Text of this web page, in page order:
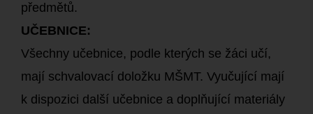
předmětů.
UČEBNICE:
Všechny učebnice, podle kterých se žáci učí,
mají schvalovací doložku MŠMT. Vyučující mají
k dispozici další učebnice a doplňující materiály